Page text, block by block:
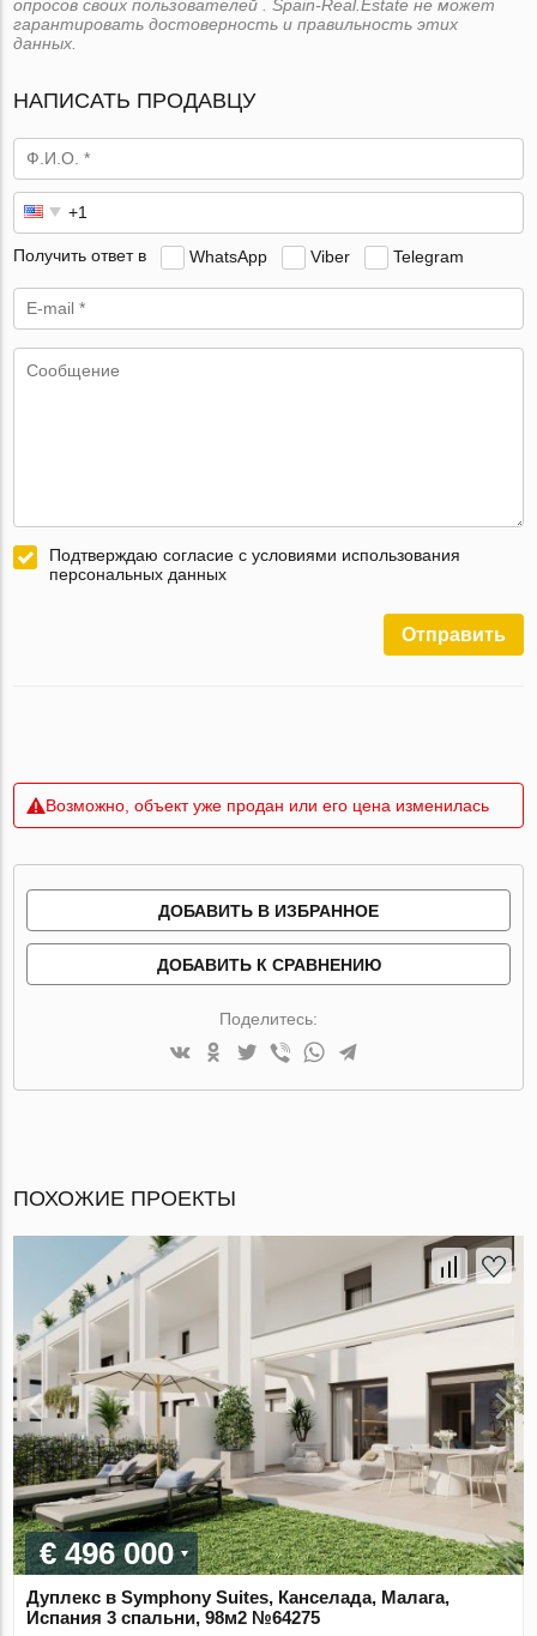
опросов своих пользователей . Spain-Real.Estate не может
гарантировать достоверность и правильность этих
данных.
НАПИСАТЬ ПРОДАВЦУ
Получить ответ в WhatsApp Viber Telegram
Подтверждаю согласие с условиями использования
персональных данных
Отправить
Возможно, объект уже продан или его цена изменилась
ДОБАВИТЬ В ИЗБРАННОЕ
ДОБАВИТЬ К СРАВНЕНИЮ
Поделитесь:
ПОХОЖИЕ ПРОЕКТЫ
€ 496 000
Дуплекс в Symphony Suites, Канселада, Малага,
Испания 3 спальни, 98м2 №64275